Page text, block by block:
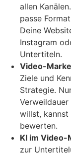
allen
passe
Deine
Instagram
Untertiteln.
Video-
Ziele und
Strategie.
willst, kannst
bewerten.
KI im Video-
zur